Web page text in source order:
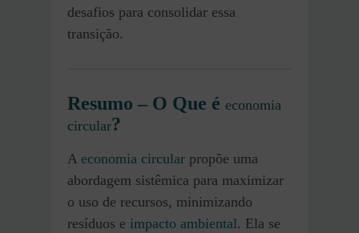
desafios para consolidar essa
transição.
Resumo – O Que é economia
circular?
A economia circular propõe uma
abordagem sistêmica para maximizar
o uso de recursos, minimizando
resíduos e impacto ambiental. Ela se